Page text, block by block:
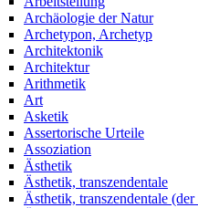
Archäologie der Natur
Archetypon, Archetyp
Architektonik
Architektur
Arithmetik
Art
Asketik
Assertorische Urteile
Assoziation
Ästhetik
Ästhetik, transzendentale
Ästhetik, transzendentale